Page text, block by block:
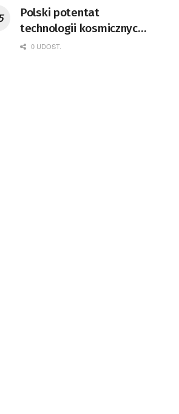
Polski potentat
technologii kosmicznych
wprowadzi się do Zielonej
0 UDOST.